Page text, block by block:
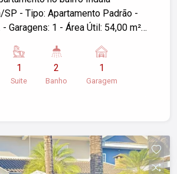
Padrão -
Garagens: 1 - Área Útil: 54,00 m²
se à vontade para perguntar!
1
Suite
2
Banho
1
Garagem